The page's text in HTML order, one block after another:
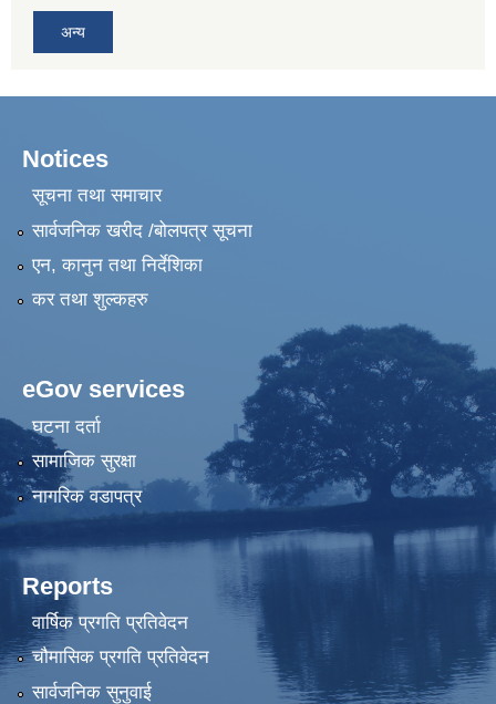
अन्य
Notices
सूचना तथा समाचार
सार्वजनिक खरीद /बोलपत्र सूचना
एन, कानुन तथा निर्देशिका
कर तथा शुल्कहरु
eGov services
घटना दर्ता
सामाजिक सुरक्षा
नागरिक वडापत्र
Reports
वार्षिक प्रगति प्रतिवेदन
चौमासिक प्रगति प्रतिवेदन
सार्वजनिक सुनुवाई